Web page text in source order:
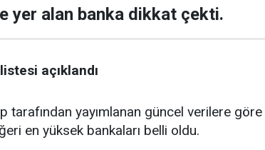
yer alan banka dikkat çekti.
açıklandı
tarafından yayımlanan güncel verilere göre
en yüksek bankaları belli oldu.